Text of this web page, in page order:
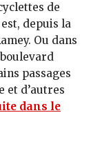
de
depuis la
Ou dans
passages
et d’autres
dans le